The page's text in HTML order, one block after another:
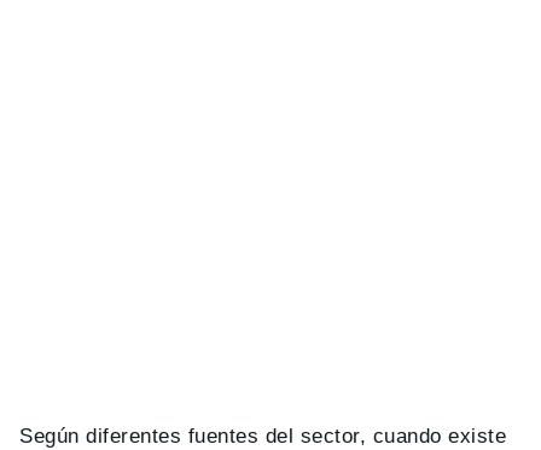
Según diferentes fuentes del sector, cuando existe